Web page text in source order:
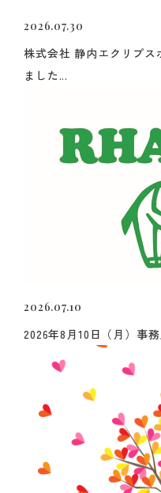
2026.07.30
株式会社 静内エクリプス
ました...
2026.07.10
2026年8月10日（月）事